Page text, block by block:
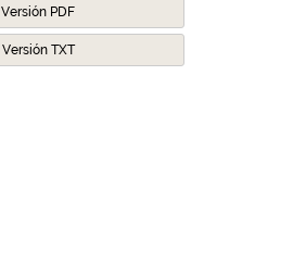
Versión PDF
Versión TXT